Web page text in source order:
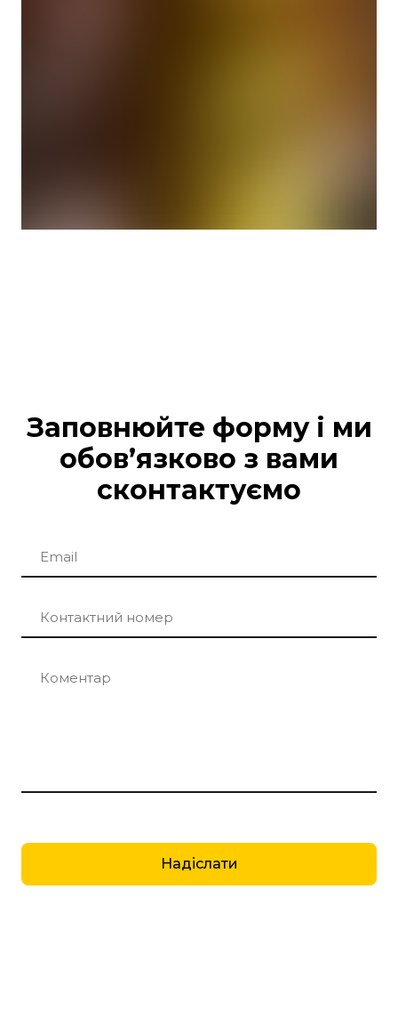
Заповнюйте форму і ми
обовʼязково з вами
сконтактуємо
Надіслати